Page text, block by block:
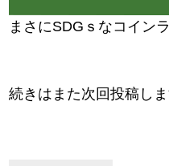
まさにSDGｓなコイン
続きはまた次回投稿しま